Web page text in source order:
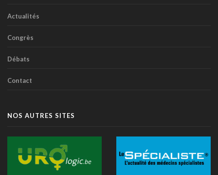
Actualités
Congrès
Débats
Contact
NOS AUTRES SITES